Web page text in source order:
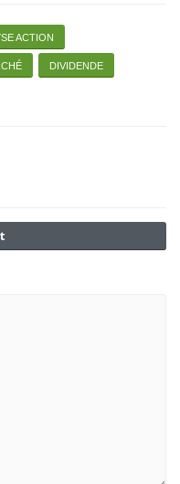
ACTION
DIVIDENDE